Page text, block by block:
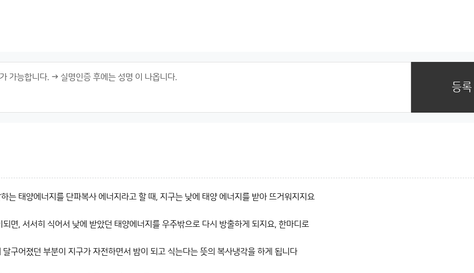
등록
는 태양에너지를 단파복사 에너지라고 할 때, 지구는 낮에 태양 에너지를 받아 뜨거워지지요
되면, 서서히 식어서 낮에 받았던 태양에너지를 우주밖으로 다시 방출하게 되지요, 한마디로
달구어졌던 부분이 지구가 자전하면서 밤이 되고 식는다는 뜻의 복사냉각을 하게 됩니다